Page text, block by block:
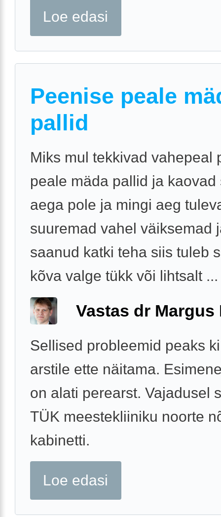
Loe edasi
Peenise peale
pallid
Miks mul tekkivad vahepeal
peale mäda pallid ja kaovad
aega pole ja mingi aeg
suuremad vahel väiksemad
saanud katki teha siis tuleb
kõva valge tükk või lihtsalt ...
Vastas dr Margus
Sellised probleemid peaks
arstile ette näitama.
on alati perearst. Vajadusel
TÜK meestekliiniku noorte
kabinetti.
Loe edasi